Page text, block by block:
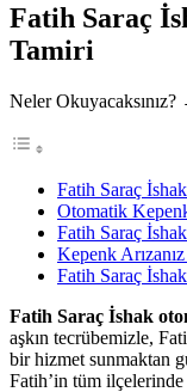
Fatih Saraç
Tamiri
Neler Okuyacaksınız?
Fatih Saraç
Otomatik
Fatih Saraç
Kepenk
Fatih Saraç
Fatih Saraç İshak
aşkın tecrübemizle,
bir hizmet sunmaktan
Fatih’in tüm